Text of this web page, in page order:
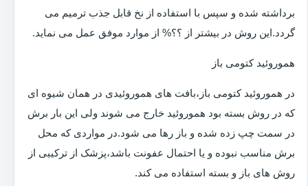
برداشته شده و سپس با استفاده از نخ قابل جذب ترمیم می
گردد.این روش در بیشتر از ؟؟% از موارد موفق عمل می نماید.
هموروئید کتومی باز
در هموروئید کتومی باز،بافت های هموروئیدی در همان شیوه ای
که در روش بسته بود هموروئید خارج می شوند ولی این بار برش
در سمت چپ زده شده و باز رها می شود.در مواردی که محل
برش مناسب نبوده و یا احتمال عفونت باشد،پزشک از ترکیبی از
روش های باز و بسته استفاده می کند.